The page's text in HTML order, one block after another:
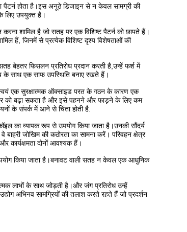
होता है।इस अनूठे डिजाइन से न केवल सामग्री की
लिए उपयुक्त है।
शामिल है जो सतह पर एक विशिष्ट पैटर्न को छापते हैं।
हैं, जिनमें से प्रत्येक विशिष्ट दृश्य विशेषताओं की
बेहतर फिसलन प्रतिरोध प्रदान करती है,उन्हें फर्श में
के साथ एक साफ उपस्थिति बनाए रखते हैं।
स्वयं एक सुरक्षात्मक ऑक्साइड परत के गठन के कारण एक
को बढ़ा सकता है और इसे पहनने और फाड़ने के लिए कम
के संपर्क में आने से चिंता होती है.
का व्यापक रूप से उपयोग किया जाता है।उनकी सौंदर्य
जोखिम की कठोरता का सामना करें। परिवहन क्षेत्र
कार्यक्षमता दोनों आवश्यक हैं।
किया जाता है।बनावट वाली सतह न केवल एक आधुनिक
लाभों के साथ जोड़ती है।और जंग प्रतिरोध उन्हें
अभिनव सामग्रियों की तलाश करते रहते हैं जो प्रदर्शन